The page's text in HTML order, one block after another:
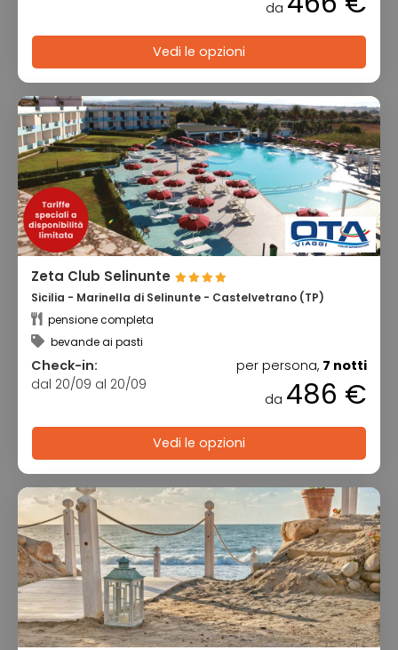
da
Vedi le opzioni
Zeta Club Selinunte
Sicilia - Marinella di Selinunte - Castelvetrano (TP)
pensione completa
bevande ai pasti
Check-in:
dal 20/09 al 20/09
per persona, 7 notti
da 486 €
Vedi le opzioni